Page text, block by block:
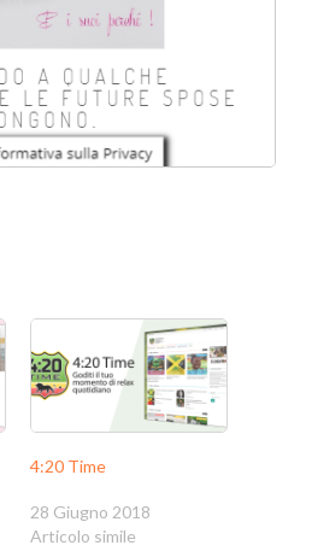
4:20 Time
28 Giugno 2018
Articolo simile